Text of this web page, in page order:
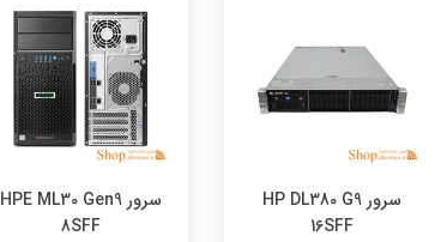
سرور HP DL380 G9
16SFF
سرور HPE ML30 Gen9
8SFF